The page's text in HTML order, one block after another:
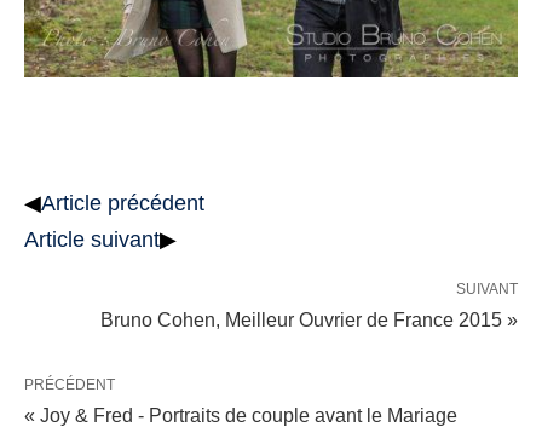
◀Article précédent
Article suivant▶
SUIVANT
Bruno Cohen, Meilleur Ouvrier de France 2015 »
PRÉCÉDENT
« Joy & Fred - Portraits de couple avant le Mariage